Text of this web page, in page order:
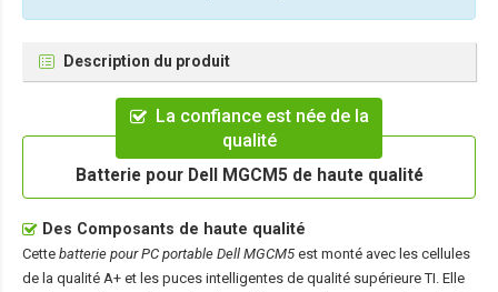
Description du produit
La confiance est née de la
qualité
Batterie pour Dell MGCM5 de haute qualité
Des Composants de haute qualité
Cette batterie pour PC portable Dell MGCM5 est monté avec les cellules
de la qualité A+ et les puces intelligentes de qualité supérieure TI. Elle